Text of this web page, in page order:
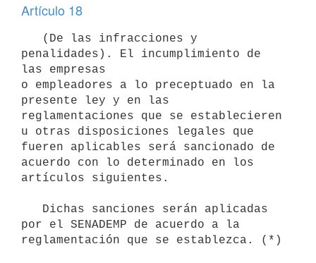
Artículo 18
penalidades). El incumplimiento de
las empresas
o empleadores a lo preceptuado en la
presente ley y en las
reglamentaciones que se establecieren
u otras disposiciones legales que
fueren aplicables será sancionado de
acuerdo con lo determinado en los
artículos siguientes.
por el SENADEMP de acuerdo a la